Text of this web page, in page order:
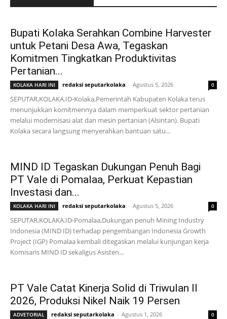
Bupati Kolaka Serahkan Combine Harvester
untuk Petani Desa Awa, Tegaskan
Komitmen Tingkatkan Produktivitas
Pertanian...
KOLAKA HARI INI redaksi seputarkolaka - Agustus 5, 2026 0
SEPUTAR,KOLAKA.ID-Kolaka,Pemerintah Kabupaten Kolaka terus
menunjukkan komitmennya dalam memperkuat sektor pertanian
melalui modernisasi alat dan mesin pertanian (Alsintan). Bupati
Kolaka secara langsung menyerahkan bantuan satu...
MIND ID Tegaskan Dukungan Penuh Bagi
PT Vale di Pomalaa, Perkuat Kepastian
Investasi dan...
KOLAKA HARI INI redaksi seputarkolaka - Agustus 5, 2026 0
SEPUTAR,KOLAKA.ID-Pomalaa,Dukungan penuh Mining Industry
Indonesia (MIND ID) terhadap pengembangan Indonesia Growth
Project (IGP) Pomalaa kembali ditegaskan melalui kunjungan kerja
Komisaris MIND ID sekaligus Asisten...
PT Vale Catat Kinerja Solid di Triwulan II
2026, Produksi Nikel Naik 19 Persen
ADVETORIAL redaksi seputarkolaka - Agustus 1, 2026 0